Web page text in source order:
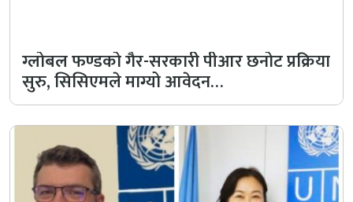
ग्लोबल फण्डको गैर-सरकारी पीआर छनोट प्रक्रिया
सुरु, सिसिएमले माग्यो आवेदन…